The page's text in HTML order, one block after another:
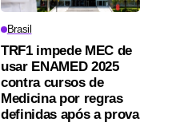
Brasil
TRF1 impede MEC de
usar ENAMED 2025
contra cursos de
Medicina por regras
definidas após a prova